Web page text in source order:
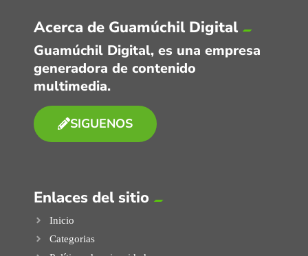
Acerca de Guamúchil Digital
Guamúchil Digital, es una empresa
generadora de contenido
multimedia.
SIGUENOS
Enlaces del sitio
Inicio
Categorias